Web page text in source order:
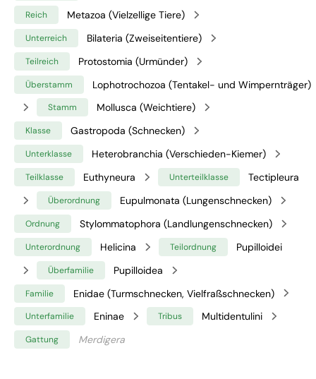
Reich Metazoa (Vielzellige Tiere)
Unterreich Bilateria (Zweiseitentiere)
Teilreich Protostomia (Urmünder)
Überstamm Lophotrochozoa (Tentakel- und Wimpernträger)
Stamm Mollusca (Weichtiere)
Klasse Gastropoda (Schnecken)
Unterklasse Heterobranchia (Verschieden-Kiemer)
Teilklasse Euthyneura Unterteilklasse Tectipleura
Überordnung Eupulmonata (Lungenschnecken)
Ordnung Stylommatophora (Landlungenschnecken)
Unterordnung Helicina Teilordnung Pupilloidei
Überfamilie Pupilloidea
Familie Enidae (Turmschnecken, Vielfraßschnecken)
Unterfamilie Eninae Tribus Multidentulini
Gattung Merdigera